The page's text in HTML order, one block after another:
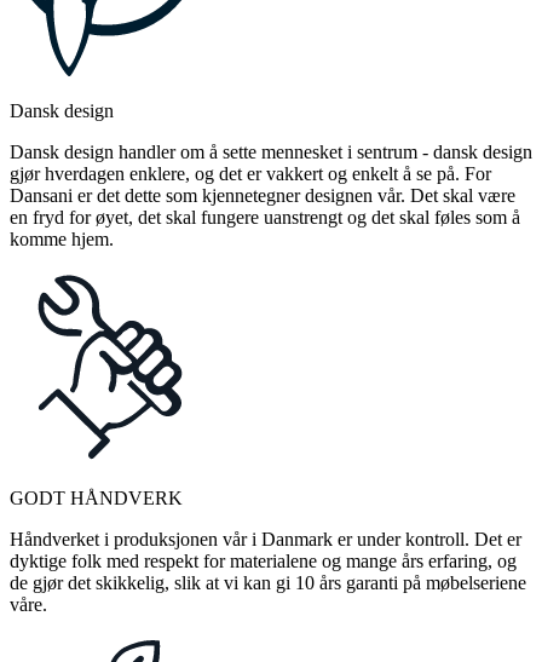
Dansk design
Dansk design handler om å sette mennesket i sentrum - dansk design
gjør hverdagen enklere, og det er vakkert og enkelt å se på. For
Dansani er det dette som kjennetegner designen vår. Det skal være
en fryd for øyet, det skal fungere uanstrengt og det skal føles som å
komme hjem.
GODT HÅNDVERK
Håndverket i produksjonen vår i Danmark er under kontroll. Det er
dyktige folk med respekt for materialene og mange års erfaring, og
de gjør det skikkelig, slik at vi kan gi 10 års garanti på møbelseriene
våre.